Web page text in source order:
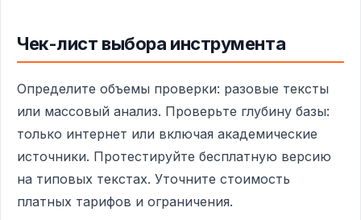
Чек-лист выбора инструмента
Определите объемы проверки: разовые тексты
или массовый анализ. Проверьте глубину базы:
только интернет или включая академические
источники. Протестируйте бесплатную версию
на типовых текстах. Уточните стоимость
платных тарифов и ограничения.